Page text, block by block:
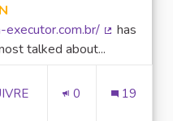
has
talked about...
0 19